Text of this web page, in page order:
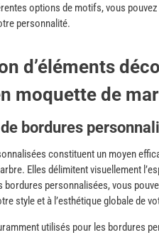
options de motifs, vous
personnalité.
d’éléments
moquette de
bordures
constituent un moyen
Elles délimitent visuellement
bordures personnalisées, vous
style et à l’esthétique globale de
utilisés pour les bordures